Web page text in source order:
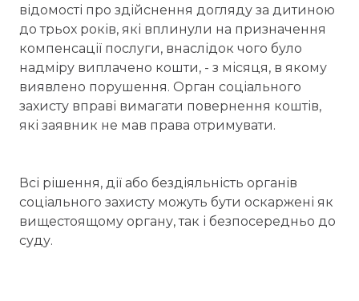
відомості про здійснення догляду за дитиною
до трьох років, які вплинули на призначення
компенсації послуги, внаслідок чого було
надміру виплачено кошти, - з місяця, в якому
виявлено порушення. Орган соціального
захисту вправі вимагати повернення коштів,
які заявник не мав права отримувати.
Всі рішення, дії або бездіяльність органів
соціального захисту можуть бути оскаржені як
вищестоящому органу, так і безпосередньо до
суду.